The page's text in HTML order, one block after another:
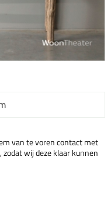
van te voren contact met
wij deze klaar kunnen